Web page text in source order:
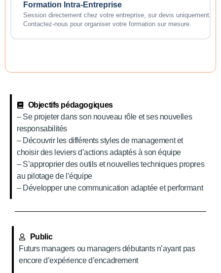
Formation Intra-Entreprise
Session directement chez votre entreprise, sur devis uniquement.
Contactez-nous pour organiser votre formation sur mesure.
Objectifs pédagogiques
– Se projeter dans son nouveau rôle et ses nouvelles
responsabilités
– Découvrir les différents styles de management et
choisir des leviers d’actions adaptés à son équipe
– S’approprier des outils et nouvelles techniques propres
au pilotage de l’équipe
– Développer une communication adaptée et performant
Public
Futurs managers ou managers débutants n’ayant pas
encore d’expérience d’encadrement